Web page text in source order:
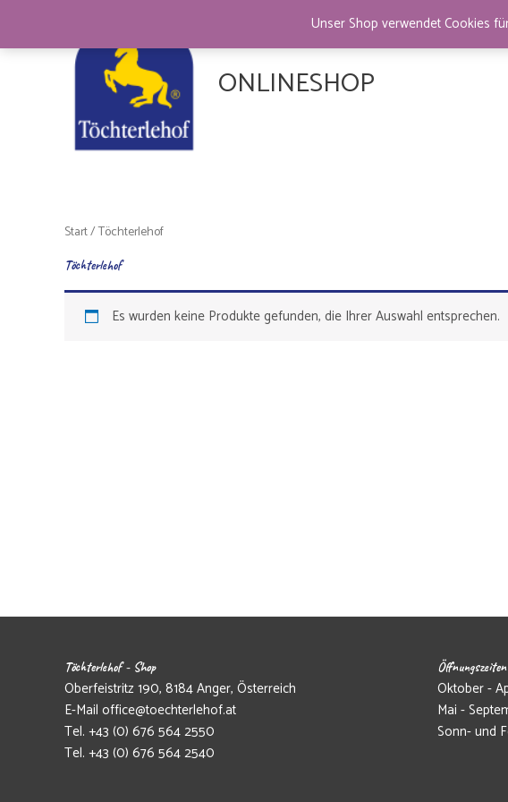
Unser Shop verwendet Cookies
springen
ONLINESHOP
Start/ Töchterlehof
Töchterlehof
Es wurden keine Produkte gefunden, die Ihrer Auswahl entsprechen.
Töchterlehof - Shop
Oberfeistritz 190, 8184 Anger, Österreich
E-Mail office@toechterlehof.at
Tel. +43 (0) 676 564 2550
Tel. +43 (0) 676 564 2540
Öffnungszeiten
Oktober -
Mai -
Sonn- und